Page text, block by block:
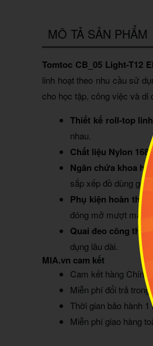
MÔ TẢ SẢN PHẨM
Tomtoc CB_05 Light-T12
linh hoạt theo nhu cầu sử
cho học tập, công việc và di
Thiết kế roll-top linh
nhau.
Chất liệu Nylon
Ngăn chứa khoa
sắp xếp đồ dùng gọn
Phụ kiện hoàn thiện
đóng mở mượt mà.
Quai đeo công thái
dụng lâu dài.
MIA.vn cam kết
Cam kết hàng Chính
Miễn phí đổi trả trong
Thời gian bảo hành 1
Miễn phí giao hàng